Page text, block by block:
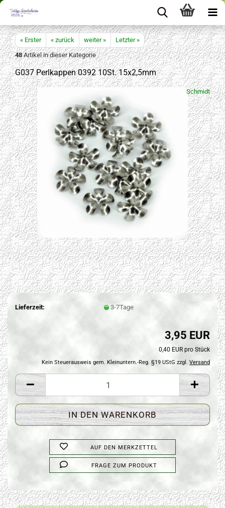
« Erster « zurück weiter »
Letzter »
48Artikel in dieser Kategorie
G037 Perlkappen 0392 10St. 15x2,5mm
Schmidt
Lieferzeit: 3-7Tage
3,95 EUR
0,40 EUR pro Stück
Kein Steuerausweis gem. Kleinuntern.-Reg. §19 UStG zzgl. Versand
AUF DEN MERKZETTEL
FRAGE ZUM PRODUKT